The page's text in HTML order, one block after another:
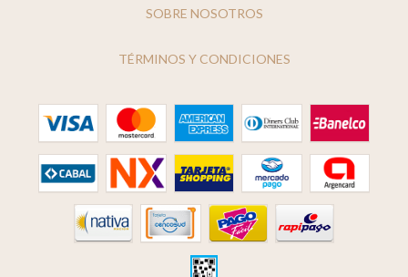
SOBRE NOSOTROS
TÉRMINOS Y CONDICIONES